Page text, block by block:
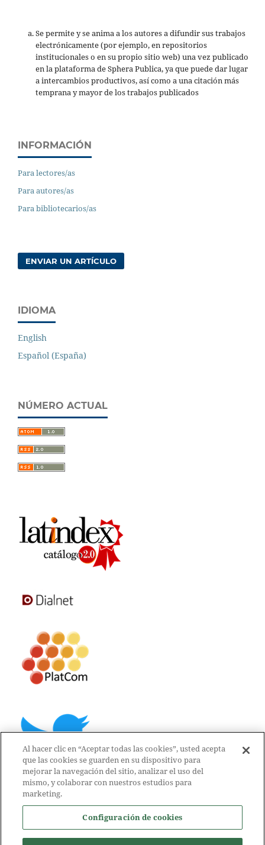
Se permite y se anima a los autores a difundir sus trabajos
electrónicamente (por ejemplo, en repositorios
institucionales o en su propio sitio web) una vez publicado
en la plataforma de Sphera Publica, ya que puede dar lugar
a intercambios productivos, así como a una citación más
temprana y mayor de los trabajos publicados
INFORMACIÓN
Para lectores/as
Para autores/as
Para bibliotecarios/as
ENVIAR UN ARTÍCULO
IDIOMA
English
Español (España)
NÚMERO ACTUAL
Al hacer clic en “Aceptar todas las cookies”, usted acepta
que las cookies se guarden en su dispositivo para
mejorar la navegación del sitio, analizar el uso del
mismo, y colaborar con nuestros estudios para
marketing.
Configuración de cookies